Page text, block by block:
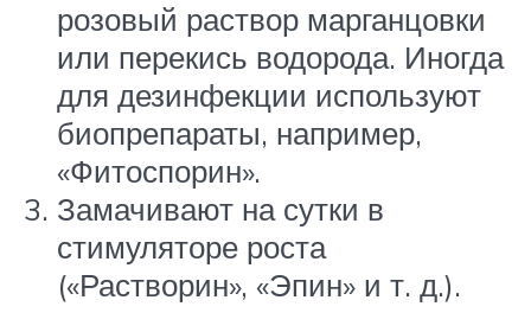
розовый раствор марганцовки
или перекись водорода. Иногда
для дезинфекции используют
биопрепараты, например,
«Фитоспорин».
Замачивают на сутки в
стимуляторе роста
(«Растворин», «Эпин» и т. д.).